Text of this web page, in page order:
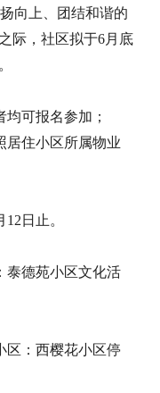
向上、团结和谐的
际，社区拟于6月底
可报名参加；
居住小区所属物业
日止。
泰德苑小区文化活
区：西樱花小区停